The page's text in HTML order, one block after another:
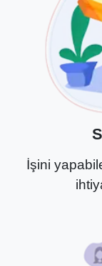
İşini